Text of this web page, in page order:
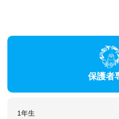
保護者
1年生